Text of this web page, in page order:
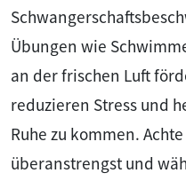
Übungen wie
an der frischen Luft
reduzieren Stress und
Ruhe zu kommen.
überanstrengst und